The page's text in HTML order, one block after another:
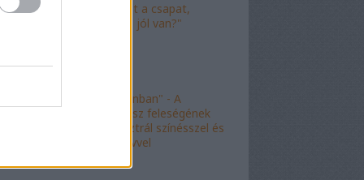
"Nagyot ment a csapat,
Viktor! Család jól van?"
"nem kishazánban" - A
fideszes borász feleségének
esete az ausztrál színésszel és
az angol nyelvvel